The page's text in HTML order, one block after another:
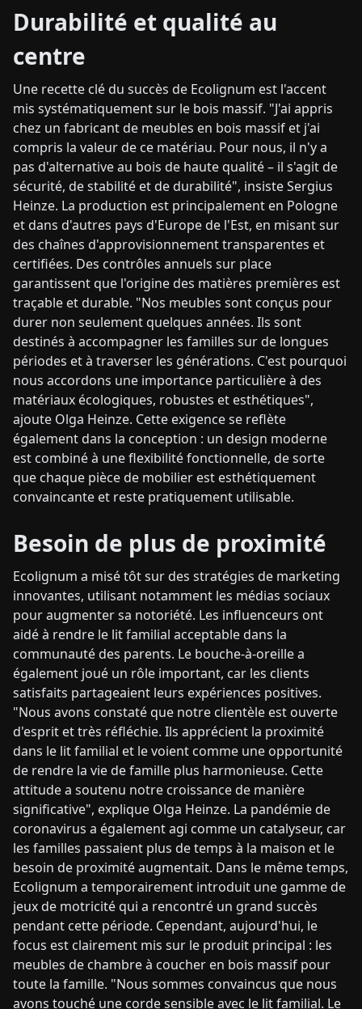
Durabilité et qualité au
centre
Une recette clé du succès de Ecolignum est l'accent
mis systématiquement sur le bois massif. "J'ai appris
chez un fabricant de meubles en bois massif et j'ai
compris la valeur de ce matériau. Pour nous, il n'y a
pas d'alternative au bois de haute qualité – il s'agit de
sécurité, de stabilité et de durabilité", insiste Sergius
Heinze. La production est principalement en Pologne
et dans d'autres pays d'Europe de l'Est, en misant sur
des chaînes d'approvisionnement transparentes et
certifiées. Des contrôles annuels sur place
garantissent que l'origine des matières premières est
traçable et durable. "Nos meubles sont conçus pour
durer non seulement quelques années. Ils sont
destinés à accompagner les familles sur de longues
périodes et à traverser les générations. C'est pourquoi
nous accordons une importance particulière à des
matériaux écologiques, robustes et esthétiques",
ajoute Olga Heinze. Cette exigence se reflète
également dans la conception : un design moderne
est combiné à une flexibilité fonctionnelle, de sorte
que chaque pièce de mobilier est esthétiquement
convaincante et reste pratiquement utilisable.
Besoin de plus de proximité
Ecolignum a misé tôt sur des stratégies de marketing
innovantes, utilisant notamment les médias sociaux
pour augmenter sa notoriété. Les influenceurs ont
aidé à rendre le lit familial acceptable dans la
communauté des parents. Le bouche-à-oreille a
également joué un rôle important, car les clients
satisfaits partageaient leurs expériences positives.
"Nous avons constaté que notre clientèle est ouverte
d'esprit et très réfléchie. Ils apprécient la proximité
dans le lit familial et le voient comme une opportunité
de rendre la vie de famille plus harmonieuse. Cette
attitude a soutenu notre croissance de manière
significative", explique Olga Heinze. La pandémie de
coronavirus a également agi comme un catalyseur, car
les familles passaient plus de temps à la maison et le
besoin de proximité augmentait. Dans le même temps,
Ecolignum a temporairement introduit une gamme de
jeux de motricité qui a rencontré un grand succès
pendant cette période. Cependant, aujourd'hui, le
focus est clairement mis sur le produit principal : les
meubles de chambre à coucher en bois massif pour
toute la famille. "Nous sommes convaincus que nous
avons touché une corde sensible avec le lit familial. Le